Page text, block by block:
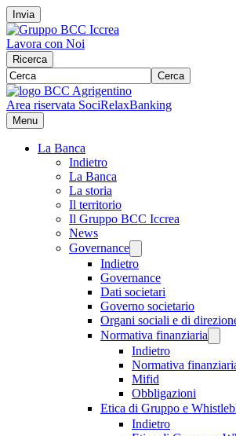
Invia
Lavora con Noi
Ricerca
Cerca
Area riservata SociRelaxBanking
Menu
La Banca
Indietro
La Banca
La storia
Il territorio
Il Gruppo BCC Iccrea
News
Governance
Indietro
Governance
Dati societari
Governo societario
Organi sociali e di
Normativa finanziaria
Indietro
Normativa
Mifid
Obbligazioni
Etica di Gruppo e
Indietro